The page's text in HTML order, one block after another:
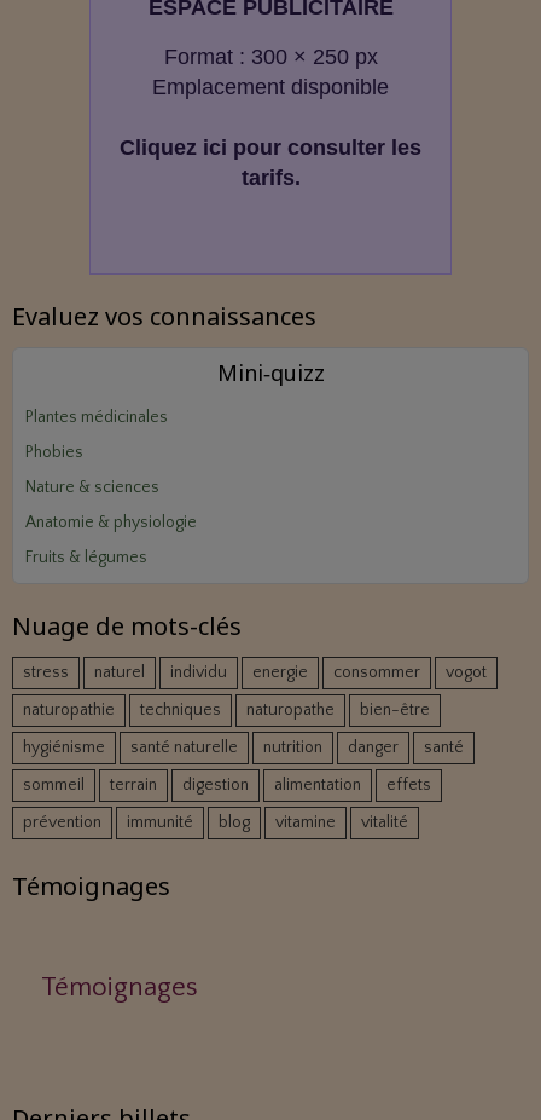
ESPACE PUBLICITAIRE
Format : 300 × 250 px
Emplacement disponible
Cliquez ici pour consulter les
tarifs.
Evaluez vos connaissances
Mini‑quizz
Plantes médicinales
Phobies
Nature & sciences
Anatomie & physiologie
Fruits & légumes
Nuage de mots-clés
stress naturel individu energie consommer
vogot
naturopathie
techniques naturopathe
bien-être
hygiénisme
santé naturelle nutrition danger
santé
sommeil
terrain digestion alimentation
effets
prévention
immunité blog vitamine vitalité
Témoignages
Témoignages